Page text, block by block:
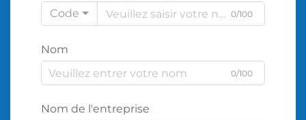
Code
0/100
Nom
0/100
Nom de l'entreprise